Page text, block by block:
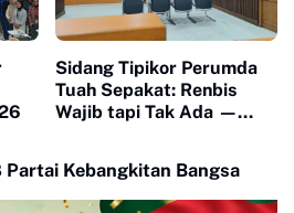
Sidang Tipikor Perumda
Tuah Sepakat: Renbis
Wajib tapi Tak Ada —
Mangkir karena 'Biaya
Transport'"
Kebangkitan Bangsa